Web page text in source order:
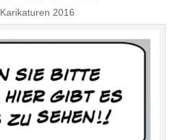
Karikaturen 2016